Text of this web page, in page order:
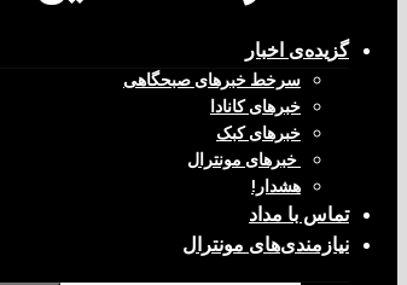
گزیده‌ی‌ اخبار
سرخط خبرهای صبحگاهی
خبرهای کانادا
خبرهای کبک
‌ خبرهای مونترال
هشدار!
تماس با مداد
نیازمندی‌های مونترال